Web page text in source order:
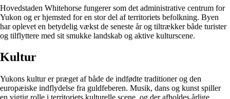
Hovedstaden Whitehorse fungerer som det administrative centrum for
Yukon og er hjemsted for en stor del af territoriets befolkning. Byen
har oplevet en betydelig vækst de seneste år og tiltrækker både turister
og tilflyttere med sit smukke landskab og aktive kulturscene.
Kultur
Yukons kultur er præget af både de indfødte traditioner og den
europæiske indflydelse fra guldfeberen. Musik, dans og kunst spiller